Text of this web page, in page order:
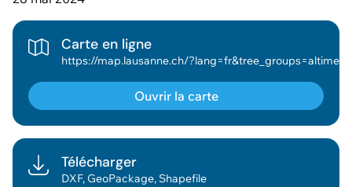
Carte en ligne
Ouvrir la carte
Télécharger
DXF, GeoPackage, Shapefile